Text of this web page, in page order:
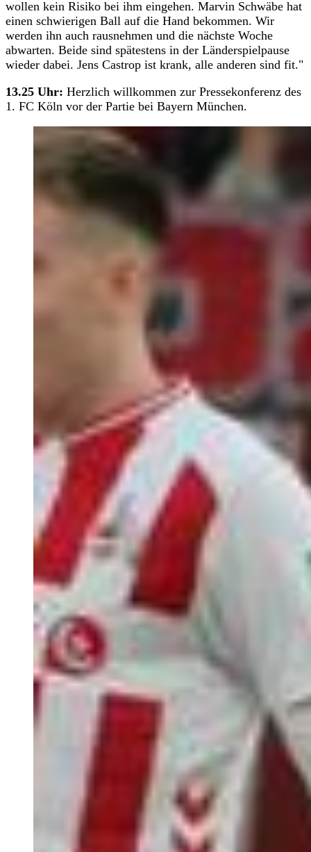
wollen kein Risiko bei ihm eingehen. Marvin Schwäbe hat
einen schwierigen Ball auf die Hand bekommen. Wir
werden ihn auch rausnehmen und die nächste Woche
abwarten. Beide sind spätestens in der Länderspielpause
wieder dabei. Jens Castrop ist krank, alle anderen sind fit."
13.25 Uhr: Herzlich willkommen zur Pressekonferenz des
1. FC Köln vor der Partie bei Bayern München.